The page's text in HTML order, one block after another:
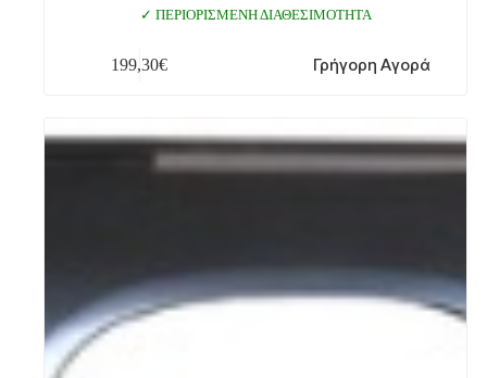
ΠΕΡΙΟΡΙΣΜΕΝΗ ΔΙΑΘΕΣΙΜΟΤΗΤΑ
199,30€ Γρήγορη Αγορά